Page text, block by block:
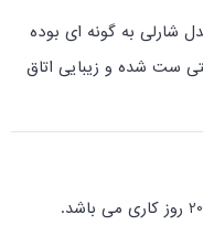
به گونه ای بوده
ست شده و زیبایی اتاق